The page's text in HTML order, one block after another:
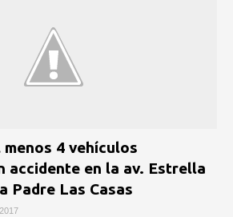
4 vehículos
accidente en la av. Estrella
Padre Las Casas